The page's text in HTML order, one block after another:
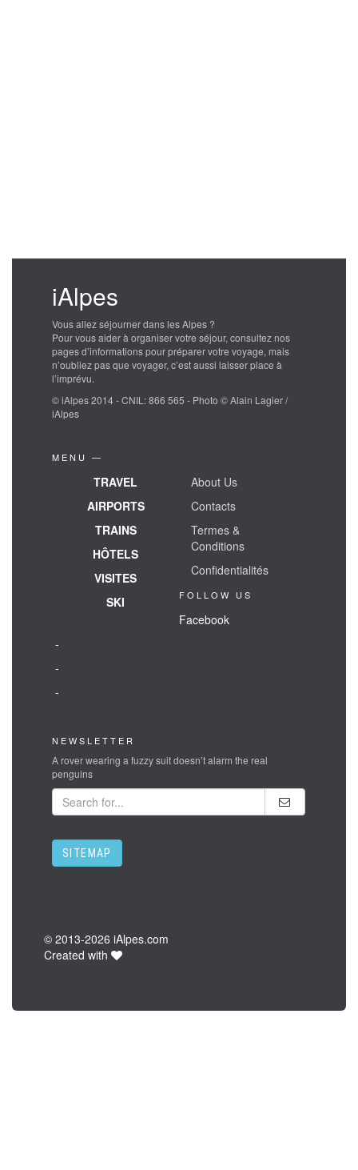
iAlpes
Vous allez séjourner dans les Alpes ?
Pour vous aider à organiser votre séjour, consultez nos
pages d’informations pour préparer votre voyage, mais
n’oubliez pas que voyager, c’est aussi laisser place à
l’imprévu.
© iAlpes 2014 - CNIL: 866 565 - Photo © Alain Lagier /
iAlpes
MENU —
TRAVEL
AIRPORTS
TRAINS
HÔTELS
VISITES
SKI
About Us
Contacts
Termes &
Conditions
Confidentialités
FOLLOW US
Facebook
-
-
-
NEWSLETTER
A rover wearing a fuzzy suit doesn’t alarm the real
penguins
SITEMAP
© 2013-2026 iAlpes.com
Created with